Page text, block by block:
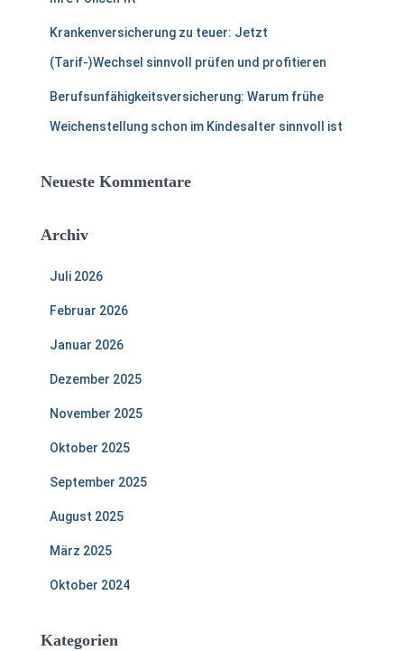
Krankenversicherung zu teuer: Jetzt
(Tarif-)Wechsel sinnvoll prüfen und profitieren
Berufsunfähigkeitsversicherung: Warum frühe
Weichenstellung schon im Kindesalter sinnvoll ist
Neueste Kommentare
Archiv
Juli 2026
Februar 2026
Januar 2026
Dezember 2025
November 2025
Oktober 2025
September 2025
August 2025
März 2025
Oktober 2024
Kategorien